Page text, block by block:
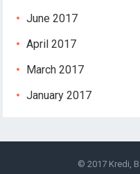
June 2017
April 2017
March 2017
January 2017
© 2017 Kredi,